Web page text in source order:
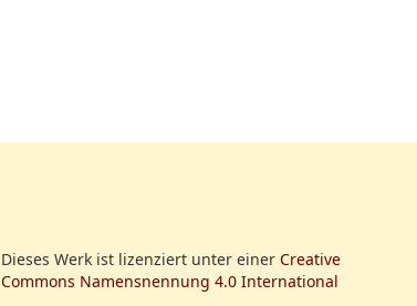
Dieses Werk ist lizenziert unter einer Creative
Commons Namensnennung 4.0 International